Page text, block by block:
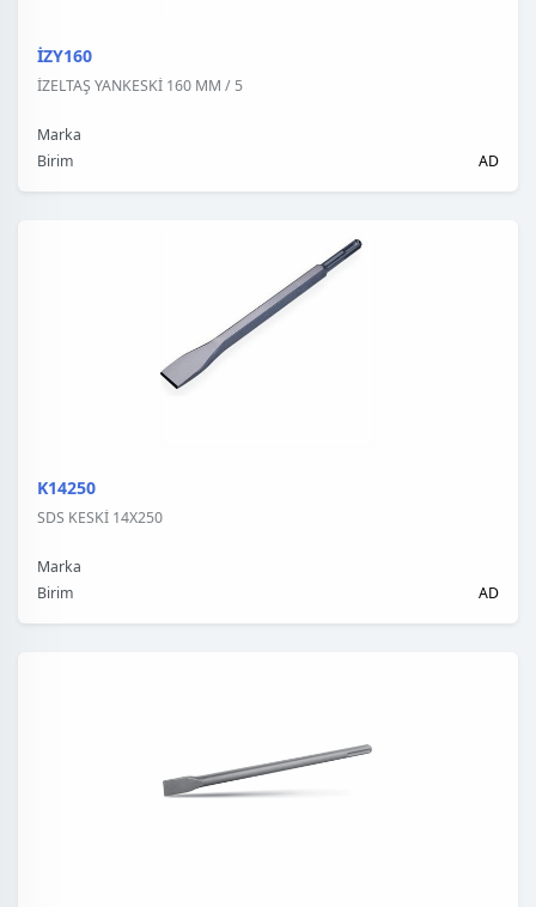
İZY160
İZELTAŞ YANKESKİ 160 MM / 5
Marka
Birim
AD
K14250
SDS KESKİ 14X250
Marka
Birim
AD